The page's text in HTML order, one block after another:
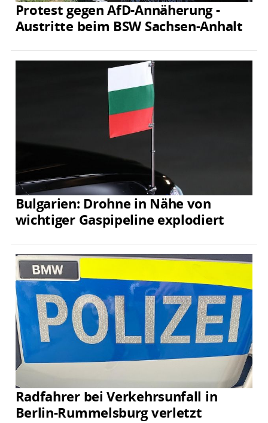
Protest gegen AfD-Annäherung -
Austritte beim BSW Sachsen-Anhalt
Bulgarien: Drohne in Nähe von
wichtiger Gaspipeline explodiert
Radfahrer bei Verkehrsunfall in
Berlin-Rummelsburg verletzt